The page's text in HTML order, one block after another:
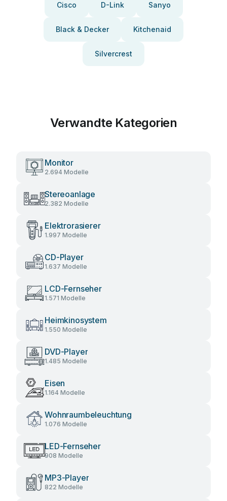
Cisco D-Link Sanyo
Black & Decker Kitchenaid
Silvercrest
Verwandte Kategorien
Monitor
2.694 Modelle
Stereoanlage
2.382 Modelle
Elektrorasierer
1.997 Modelle
CD-Player
1.637 Modelle
LCD-Fernseher
1.571 Modelle
Heimkinosystem
1.550 Modelle
DVD-Player
1.485 Modelle
Eisen
1.164 Modelle
Wohnraumbeleuchtung
1.076 Modelle
LED-Fernseher
908 Modelle
MP3-Player
822 Modelle